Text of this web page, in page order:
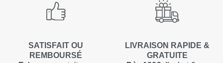
SATISFAIT OU
REMBOURSÉ
LIVRAISON RAPIDE &
GRATUITE